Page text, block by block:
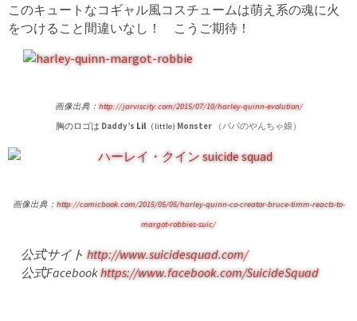
このキュートなコギャル風コスチュームは萌え系の魂に火
をつけること間違いなし！ こうご期待！
画像出典： http://jarviscity.com/2015/07/10/harley-quinn-evolution/
胸のロゴは Daddy’s Lil （little) Monster （ パパのやんちゃ娘）
画像出典： http://comicbook.com/2015/05/05/harley-quinn-co-creator-bruce-timm-reacts-to-
margot-robbies-suic/
公式サイトhttp://www.suicidesquad.com/
公式Facebookhttps://www.facebook.com/SuicideSquad